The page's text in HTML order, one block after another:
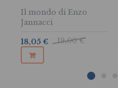
Il mondo di Enzo
Jannacci
19,00 €
18,05 €